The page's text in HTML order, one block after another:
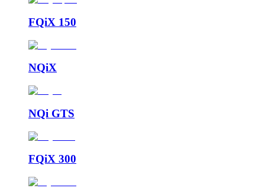
FQiX 150
NQiX
NQi GTS
FQiX 300